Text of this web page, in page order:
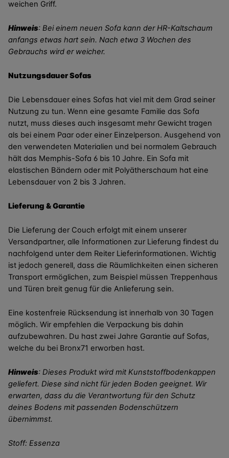
weichen Griff.
Hinweis: Bei einem neuen Sofa kann der HR-Kaltschaum
anfangs etwas hart sein. Nach etwa 3 Wochen des
Gebrauchs wird er weicher.
Nutzungsdauer Sofas
Die Lebensdauer eines Sofas hat viel mit dem Grad seiner
Nutzung zu tun. Wenn eine gesamte Familie das Sofa
nutzt, muss dieses auch insgesamt mehr Gewicht tragen
als bei einem Paar oder einer Einzelperson. Ausgehend von
den verwendeten Materialien und bei normalem Gebrauch
hält das Memphis-Sofa 6 bis 10 Jahre. Ein Sofa mit
elastischen Bändern oder mit Polyätherschaum hat eine
Lebensdauer von 2 bis 3 Jahren.
Lieferung & Garantie
Die Lieferung der Couch erfolgt mit einem unserer
Versandpartner, alle Informationen zur Lieferung findest du
nachfolgend unter dem Reiter Lieferinformationen. Wichtig
ist jedoch generell, dass die Räumlichkeiten einen sicheren
Transport ermöglichen, zum Beispiel müssen Treppenhaus
und Türen breit genug für die Anlieferung sein.
Eine kostenfreie Rücksendung ist innerhalb von 30 Tagen
möglich. Wir empfehlen die Verpackung bis dahin
aufzubewahren. Du hast zwei Jahre Garantie auf Sofas,
welche du bei Bronx71 erworben hast.
Hinweis: Dieses Produkt wird mit Kunststoffbodenkappen
geliefert. Diese sind nicht für jeden Boden geeignet. Wir
erwarten, dass du die Verantwortung für den Schutz
deines Bodens mit passenden Bodenschützern
übernimmst.
Stoff: Essenza